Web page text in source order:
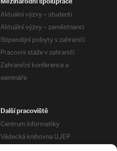
Aktuální výzvy – studenti
Aktuální výzvy – zaměstnanci
Stipendijní pobyty v zahraničí
Pracovní stáže v zahraničí
Zahraniční konference a
semináře
Další pracoviště
Centrum Informatiky
Vědecká knihovna UJEP